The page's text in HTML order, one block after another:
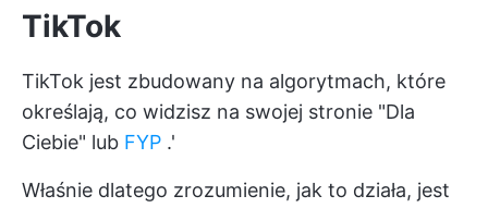
TikTok
TikTok jest zbudowany na algorytmach, które
określają, co widzisz na swojej stronie "Dla
Ciebie" lub FYP .'
Właśnie dlatego zrozumienie, jak to działa, jest